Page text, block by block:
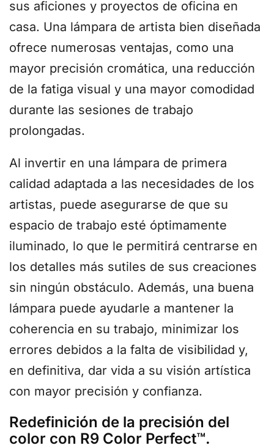
sus aficiones y proyectos de oficina en
casa. Una lámpara de artista bien diseñada
ofrece numerosas ventajas, como una
mayor precisión cromática, una reducción
de la fatiga visual y una mayor comodidad
durante las sesiones de trabajo
prolongadas.
Al invertir en una lámpara de primera
calidad adaptada a las necesidades de los
artistas, puede asegurarse de que su
espacio de trabajo esté óptimamente
iluminado, lo que le permitirá centrarse en
los detalles más sutiles de sus creaciones
sin ningún obstáculo. Además, una buena
lámpara puede ayudarle a mantener la
coherencia en su trabajo, minimizar los
errores debidos a la falta de visibilidad y,
en definitiva, dar vida a su visión artística
con mayor precisión y confianza.
Redefinición de la precisión del
color con R9 Color Perfect™.